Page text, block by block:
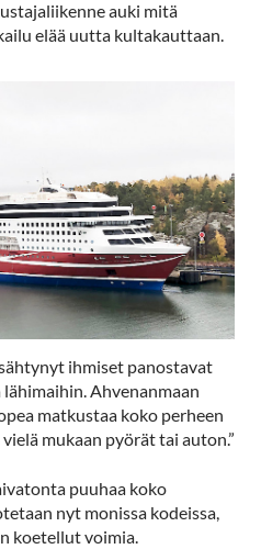
auki mitä
elää uutta kultakauttaan.
ihmiset panostavat
Ahvenanmaan
matkustaa koko perheen
mukaan pyörät tai auton.”
puuhaa koko
nyt monissa kodeissa,
koetellut voimia.